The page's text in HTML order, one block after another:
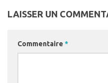
LAISSER UN
Commentaire *